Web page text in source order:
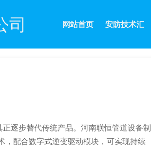
司 网站首页 安防技术汇
逐步替代传统产品。河南联恒管道设备制
，配合数字式逆变驱动模块，可实现持续